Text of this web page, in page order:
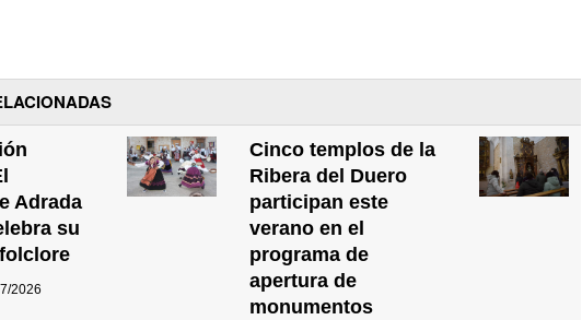
Adrada
su
2026
Cinco templos de la
Ribera del Duero
participan este
verano en el
programa de
apertura de
monumentos